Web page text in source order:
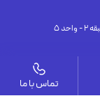
تماس با ما